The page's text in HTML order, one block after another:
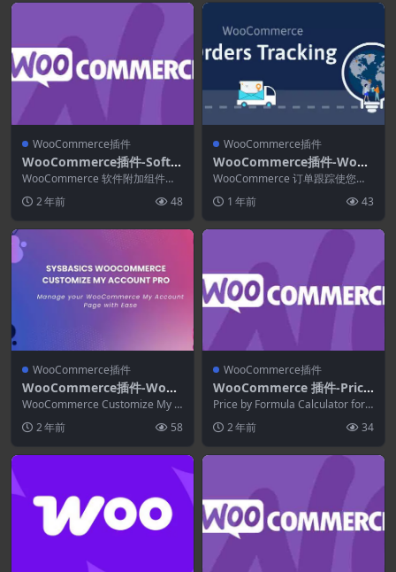
WooCommerce插件
WooCommerce插件-Softw
are Add-on for WooCom
merce 1.9.2
WooCommerce 软件附加组件使
激活。订单电...
2 年前 48
WooCommerce插件
WooCommerce插件-WooC
ommerce Orders Tracking
1.1.17-短信–PayPal跟踪自动
驾驶仪
WooCommerce 订单跟踪使您的
踪信息。 该...
1 年前 43
WooCommerce插件
WooCommerce插件-WooC
ommerce Customize My a
ccount Pro 3.6.1
WooCommerce Customize My a
2 年前 58
WooCommerce插件
WooCommerce 插件-Price
by Formula Calculator for
WooCommerce 3.0.1
Price by Formula Calculator for
2 年前 34